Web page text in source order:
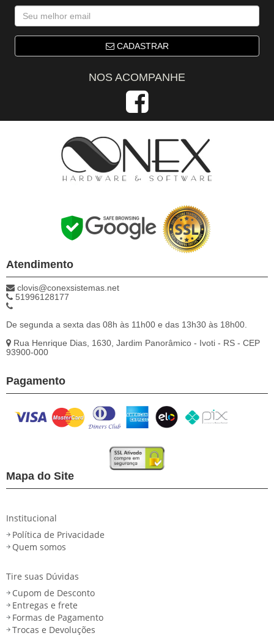
CADASTRAR
NOS ACOMPANHE
Atendimento
clovis@conexsistemas.net
51996128177
De segunda a sexta das 08h às 11h00 e das 13h30 às 18h00.
Rua Henrique Dias, 1630, Jardim Panorâmico - Ivoti - RS - CEP
93900-000
Pagamento
Mapa do Site
Institucional
Política de Privacidade
Quem somos
Tire suas Dúvidas
Cupom de Desconto
Entregas e frete
Formas de Pagamento
Trocas e Devoluções